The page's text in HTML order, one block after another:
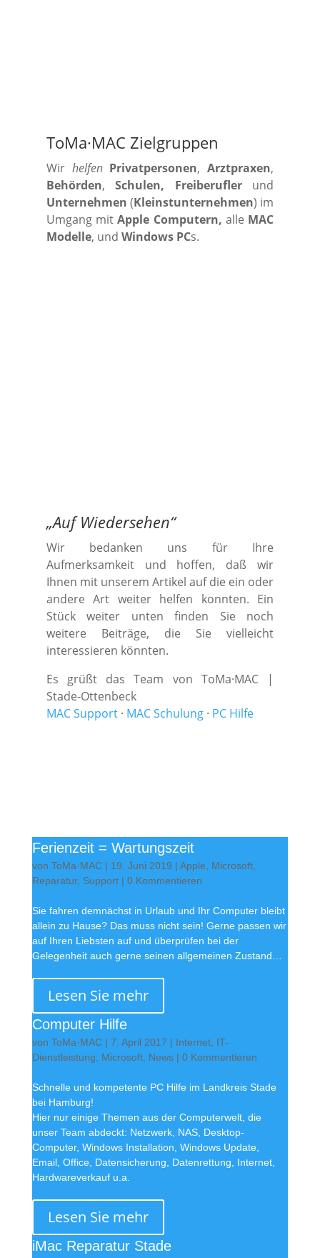
ToMa·MAC Zielgruppen
Wir helfen Privatpersonen,Arztpraxen,
Behörden,Schulen, Freiberuflerund
Unternehmen (Kleinstunternehmen) im
Umgang mitApple Computern, alle MAC
Modelle, und Windows PCs.
„Auf Wiedersehen“
Wir bedanken uns für Ihre
Aufmerksamkeit und hoffen, daß wir
Ihnen mit unserem Artikel auf die ein oder
andere Art weiter helfen konnten. Ein
Stück weiter unten finden Sie noch
weitere Beiträge, die Sie vielleicht
interessieren könnten.
Es grüßt das Team von ToMa·MAC |
Stade-Ottenbeck
MAC Support· MAC Schulung· PC Hilfe
Ferienzeit = Wartungszeit
von ToMa·MAC| 19. Juni 2019 | Apple Microsoft,
Reparatur, Support| 0 Kommentieren
Sie fahren demnächst in Urlaub und Ihr Computer bleibt
allein zu Hause? Das muss nicht sein! Gerne passen wir
auf Ihren Liebsten auf und überprüfen bei der
Gelegenheit auch gerne seinen allgemeinen Zustand…
Lesen Sie mehr
Computer Hilfe
von ToMa·MAC| 7. April 2017 | Internet, IT-
Dienstleistung
Microsoft, News| 0 Kommentieren
Schnelle und kompetente PC Hilfe im Landkreis Stade
bei Hamburg!
Hier nur einige Themen aus der Computerwelt, die
unser Team abdeckt: Netzwerk, NAS, Desktop-
Computer, Windows Installation, Windows Update,
Email, Office, Datensicherung, Datenrettung, Internet,
Hardwareverkauf u.a.
Lesen Sie mehr
iMac Reparatur Stade